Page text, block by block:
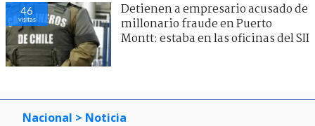
46
visitas
Detienen a empresario acusado de
millonario fraude en Puerto
Montt: estaba en las oficinas del SII
Nacional > Noticia